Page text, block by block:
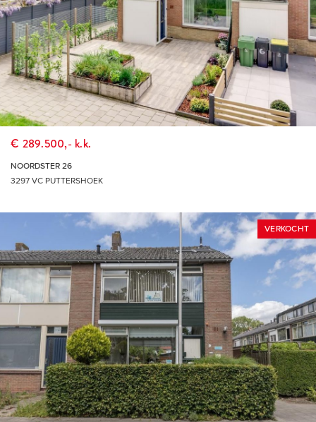
€ 289.500,- k.k.
NOORDSTER 26
3297 VC PUTTERSHOEK
VERKOCHT